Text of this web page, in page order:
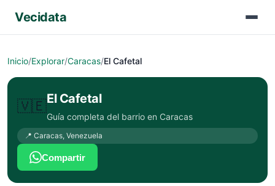
Vecidata
Inicio/Explorar/Caracas/El Cafetal
🇻🇪El Cafetal
Guía completa del barrio en Caracas
📍 Caracas, Venezuela
Compartir